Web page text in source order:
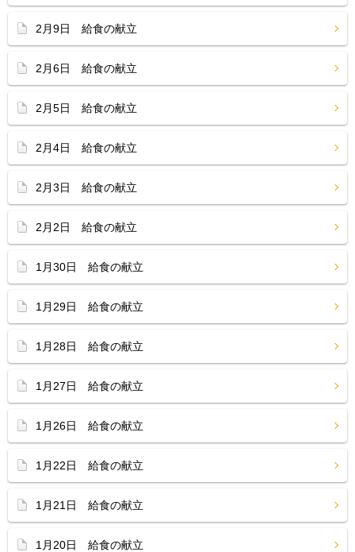
2月9日 給食の献立
2月6日 給食の献立
2月5日 給食の献立
2月4日 給食の献立
2月3日 給食の献立
2月2日 給食の献立
1月30日 給食の献立
1月29日 給食の献立
1月28日 給食の献立
1月27日 給食の献立
1月26日 給食の献立
1月22日 給食の献立
1月21日 給食の献立
1月20日 給食の献立